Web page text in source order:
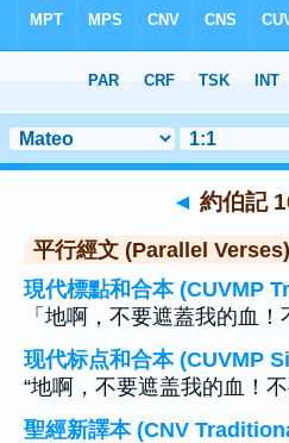
> 聖經金句 18
◄ 約伯記
平行經文 (Parallel Verses)
現代標點和合本 (CUVMP
「地啊，不要遮蓋我的血！
现代标点和合本 (CUVMP
“地啊，不要遮盖我的血！
聖經新譯本 (CNV